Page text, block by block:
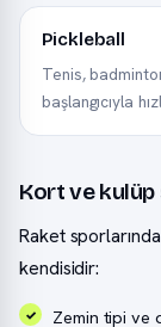
Pickleball
Tenis,
başlangıcıyla
Kort ve kulüp
Raket
kendisidir:
Zemin tipi ve